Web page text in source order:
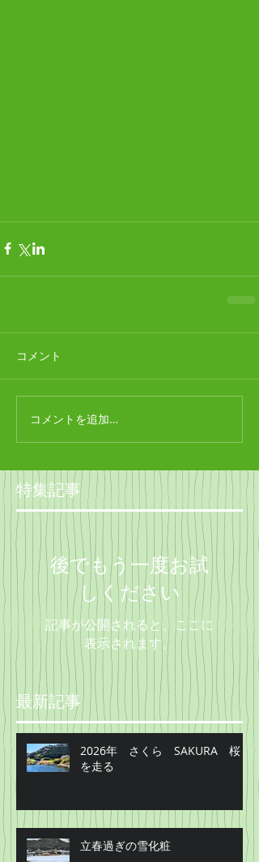
コメント
コメントを追加…
特集記事
後でもう一度お試
しください
記事が公開されると、ここに
表示されます。
最新記事
2026年 さくら SAKURA 桜
を走る
立春過ぎの雪化粧